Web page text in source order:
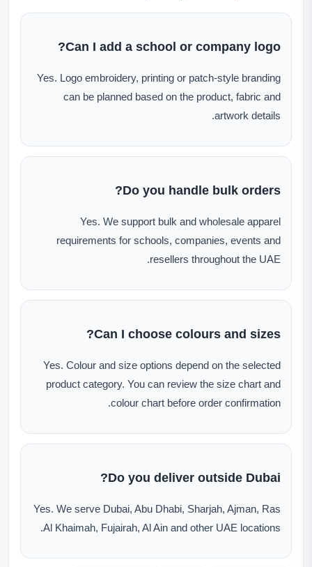
Can I add a school or company logo?
Yes. Logo embroidery, printing or patch-style branding
can be planned based on the product, fabric and
artwork details.
Do you handle bulk orders?
Yes. We support bulk and wholesale apparel
requirements for schools, companies, events and
resellers throughout the UAE.
Can I choose colours and sizes?
Yes. Colour and size options depend on the selected
product category. You can review the size chart and
colour chart before order confirmation.
Do you deliver outside Dubai?
Yes. We serve Dubai, Abu Dhabi, Sharjah, Ajman, Ras
Al Khaimah, Fujairah, Al Ain and other UAE locations.